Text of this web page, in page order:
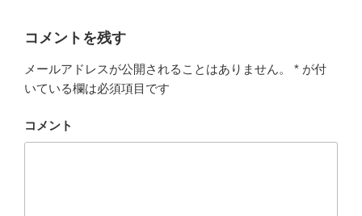
コメントを残す
メールアドレスが公開されることはありません。 * が付
いている欄は必須項目です
コメント